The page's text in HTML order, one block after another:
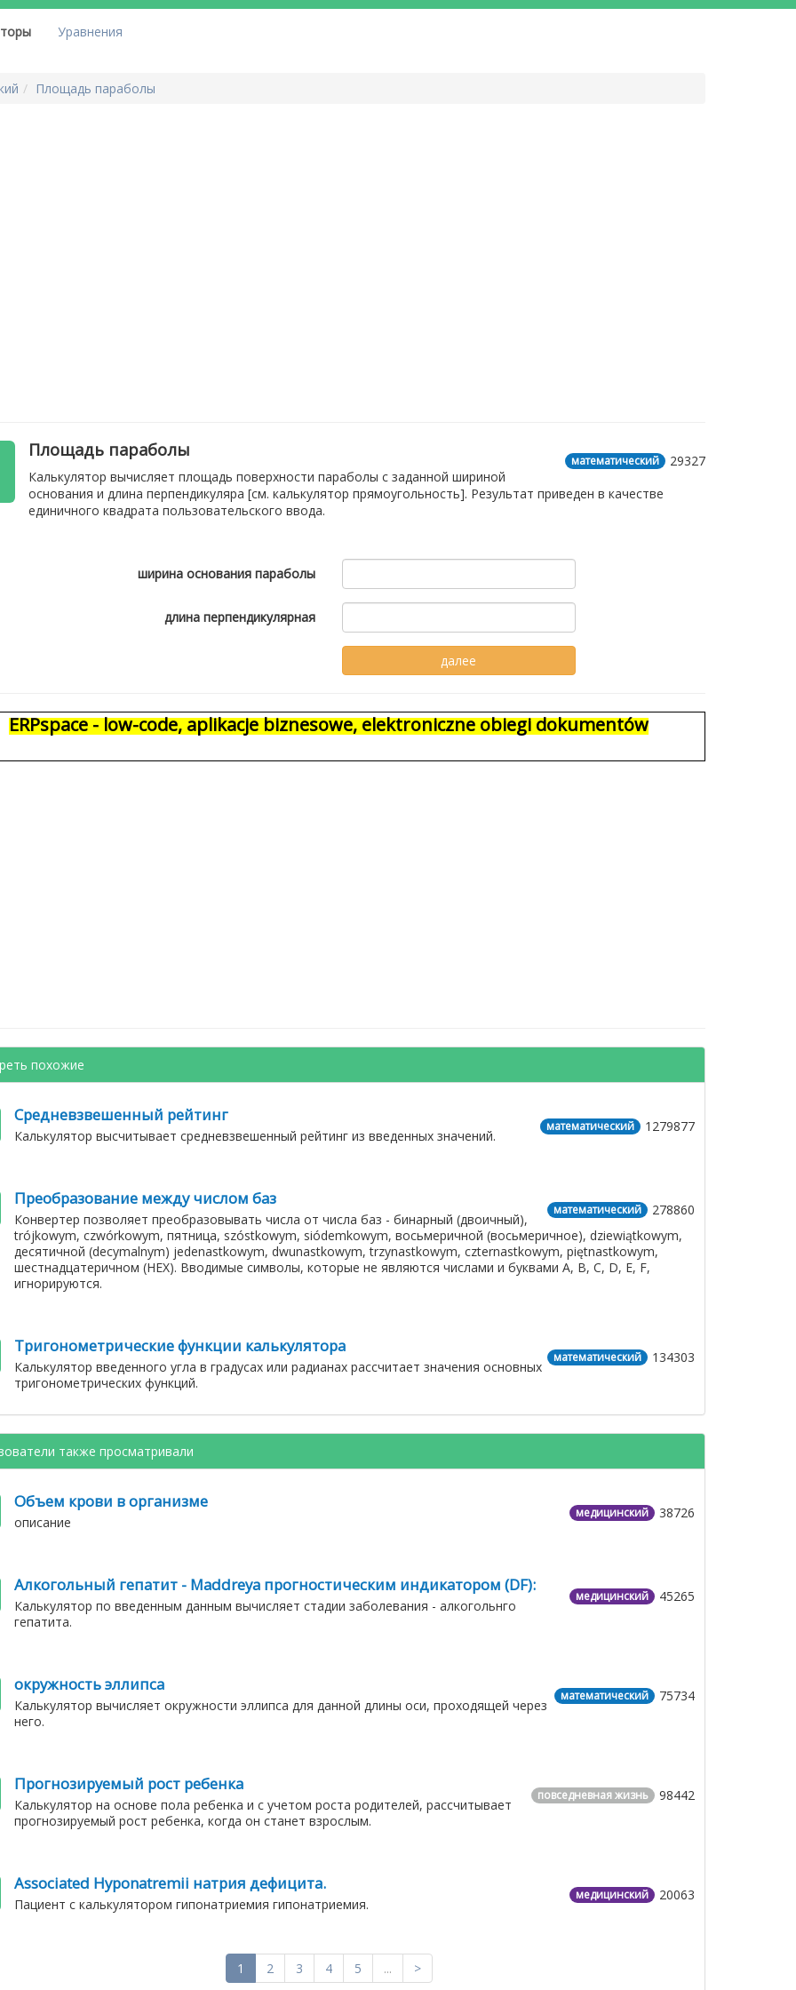
Уравнения
Площадь параболы
29327
математический
Площадь параболы
Калькулятор вычисляет площадь поверхности параболы с заданной шириной
основания и длина перпендикуляра [см. калькулятор прямоугольность]. Результат приведен в качестве
единичного квадрата пользовательского ввода.
ширина основания параболы
длина перпендикулярная
ERPspace - low-code, aplikacje biznesowe, elektroniczne obiegi dokumentów
похожие
1279877
математический
Средневзвешенный рейтинг
Калькулятор высчитывает средневзвешенный рейтинг из введенных значений.
278860
математический
Преобразование между числом баз
Конвертер позволяет преобразовывать числа от числа баз - бинарный (двоичный),
trójkowym, czwórkowym, пятница, szóstkowym, siódemkowym, восьмеричной (восьмеричное), dziewiątkowym,
десятичной (decymalnym) jedenastkowym, dwunastkowym, trzynastkowym, czternastkowym, piętnastkowym,
шестнадцатеричном (HEX). Вводимые символы, которые не являются числами и буквами A, B, C, D, E, F,
игнорируются.
134303
математический
Тригонометрические функции калькулятора
Калькулятор введенного угла в градусах или радианах рассчитает значения основных
тригонометрических функций.
также просматривали
38726
медицинский
Объем крови в организме
описание
45265
медицинский
Алкогольный гепатит - Maddreya прогностическим индикатором (DF):
Калькулятор по введенным данным вычисляет стадии заболевания - алкогольнго
гепатита.
75734
математический
окружность эллипса
Калькулятор вычисляет окружности эллипса для данной длины оси, проходящей через
него.
98442
повседневная жизнь
Прогнозируемый рост ребенка
Калькулятор на основе пола ребенка и с учетом роста родителей, рассчитывает
прогнозируемый рост ребенка, когда он станет взрослым.
20063
медицинский
Associated Hyponatremii натрия дефицита.
Пациент с калькулятором гипонатриемия гипонатриемия.
1 2 3 4 5 ... >